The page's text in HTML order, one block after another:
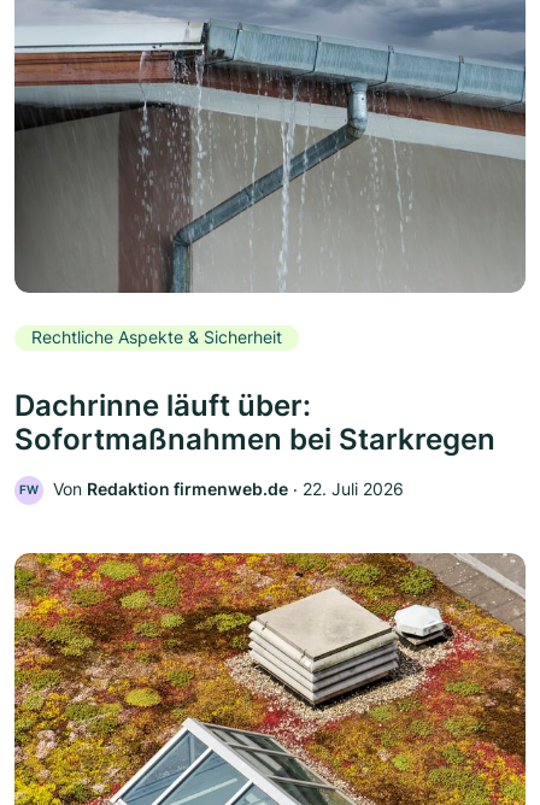
Rechtliche Aspekte & Sicherheit
Dachrinne läuft über:
Sofortmaßnahmen bei Starkregen
FW Von Redaktion firmenweb.de ‧ 22. Juli 2026